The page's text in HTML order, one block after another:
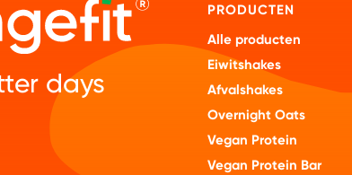
days
PRODUCTEN
Alle producten
Eiwitshakes
Afvalshakes
Overnight Oats
Vegan Protein
Vegan Protein Bar